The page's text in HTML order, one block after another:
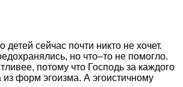
сейчас почти никто не хочет.
но что–то не помогло.
потому что Господь за каждого
форм эгоизма. А эгоистичному